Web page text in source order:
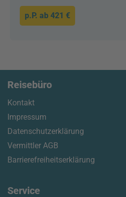
p.P. ab 421 €
Reisebüro
Kontakt
Impressum
Datenschutzerklärung
Vermittler AGB
Barrierefreiheitserklärung
Service